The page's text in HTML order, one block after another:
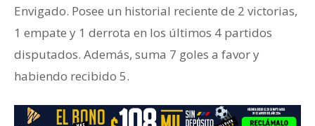
Envigado. Posee un historial reciente de 2 victorias,
1 empate y 1 derrota en los últimos 4 partidos
disputados. Además, suma 7 goles a favor y
habiendo recibido 5.